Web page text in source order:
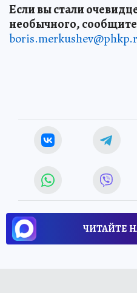
Если вы стали
необычного,
ЧИТАЙТЕ